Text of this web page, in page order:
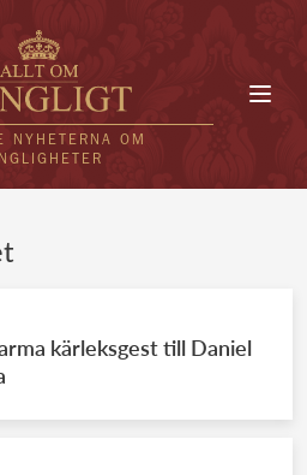
NYHETERNA OM
KUNGAHUS
kärleksgest till Daniel